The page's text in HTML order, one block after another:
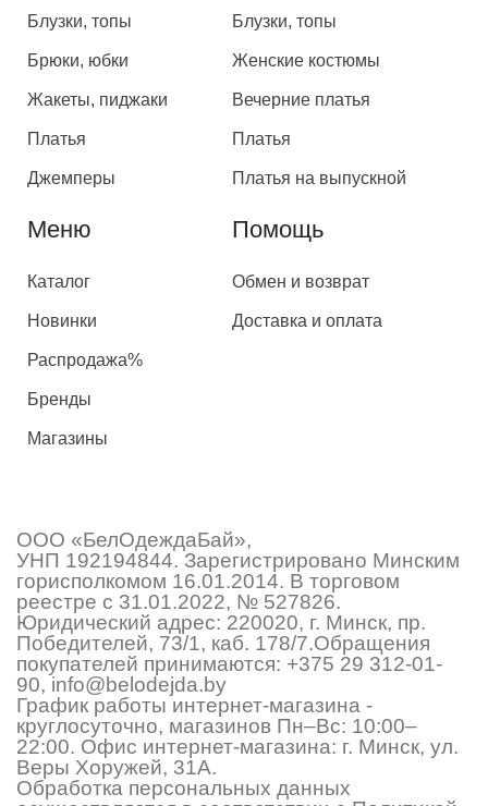
Блузки, топы
Брюки, юбки
Жакеты, пиджаки
Платья
Джемперы
Блузки, топы
Женские костюмы
Вечерние платья
Платья
Платья на выпускной
Меню
Каталог
Новинки
Распродажа%
Бренды
Магазины
Помощь
Обмен и возврат
Доставка и оплата
ООО «БелОдеждаБай»,
УНП 192194844. Зарегистрировано Минским
горисполкомом 16.01.2014. В торговом
реестре с 31.01.2022, № 527826.
Юридический адрес: 220020, г. Минск, пр.
Победителей, 73/1, каб. 178/7.Обращения
покупателей принимаются: +375 29 312-01-
90, info@belodejda.by
График работы интернет-магазина -
круглосуточно, магазинов Пн–Вс: 10:00–
22:00. Офис интернет-магазина: г. Минск, ул.
Веры Хоружей, 31А.
Обработка персональных данных